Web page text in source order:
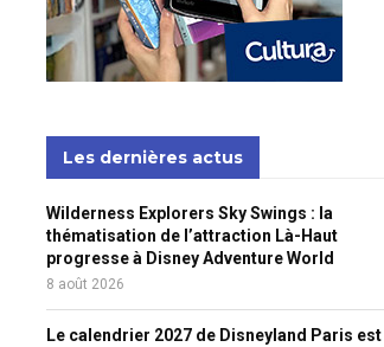
Les dernières actus
Wilderness Explorers Sky Swings : la
thématisation de l’attraction Là-Haut
progresse à Disney Adventure World
8 août 2026
Le calendrier 2027 de Disneyland Paris est